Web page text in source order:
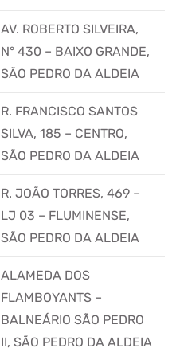
AV. ROBERTO SILVEIRA,
N° 430 – BAIXO GRANDE,
SÃO PEDRO DA ALDEIA
R. FRANCISCO SANTOS
SILVA, 185 – CENTRO,
SÃO PEDRO DA ALDEIA
R. JOÃO TORRES, 469 –
LJ 03 – FLUMINENSE,
SÃO PEDRO DA ALDEIA
ALAMEDA DOS
FLAMBOYANTS –
BALNEÁRIO SÃO PEDRO
II, SÃO PEDRO DA ALDEIA